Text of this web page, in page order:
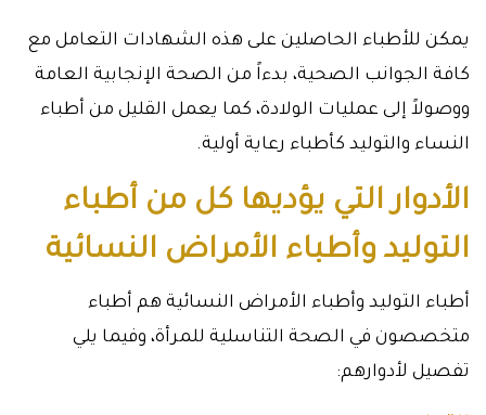
يمكن للأطباء الحاصلين على هذه الشهادات التعامل مع
كافة الجوانب الصحية، بدءاً من الصحة الإنجابية العامة
ووصولاً إلى عمليات الولادة، كما يعمل القليل من أطباء
النساء والتوليد كأطباء رعاية أولية.
الأدوار التي يؤديها كل من أطباء
التوليد وأطباء الأمراض النسائية
أطباء التوليد وأطباء الأمراض النسائية هم أطباء
متخصصون في الصحة التناسلية للمرأة، وفيما يلي
تفصيل لأدوارهم: